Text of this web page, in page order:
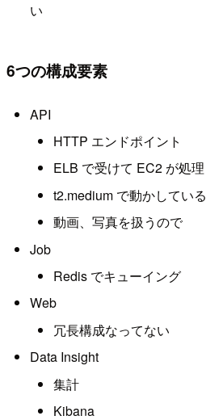
い
6つの構成要素
API
HTTP エンドポイント
ELB で受けて EC2 が処理
t2.medium で動かしている
動画、写真を扱うので
Job
Redis でキューイング
Web
冗長構成なってない
Data Insight
集計
Kibana